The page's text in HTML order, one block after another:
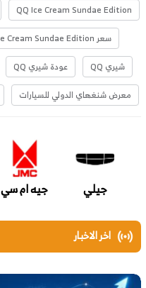
QQ Ice Cream Sundae Edition
سعر QQ Ice Cream Sundae Edition
شيري QQ
عودة شيري QQ
معرض شنغهاي الدولي للسيارات
جيلي جيه ام سي
اخر الاخبار